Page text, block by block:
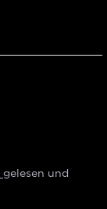
gelesen und